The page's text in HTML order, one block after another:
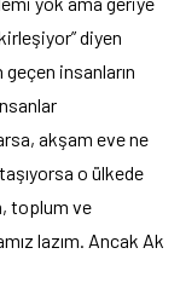
diyen
geçen insanların
akşam eve ne
o ülkede
toplum ve
lazım. Ancak Ak